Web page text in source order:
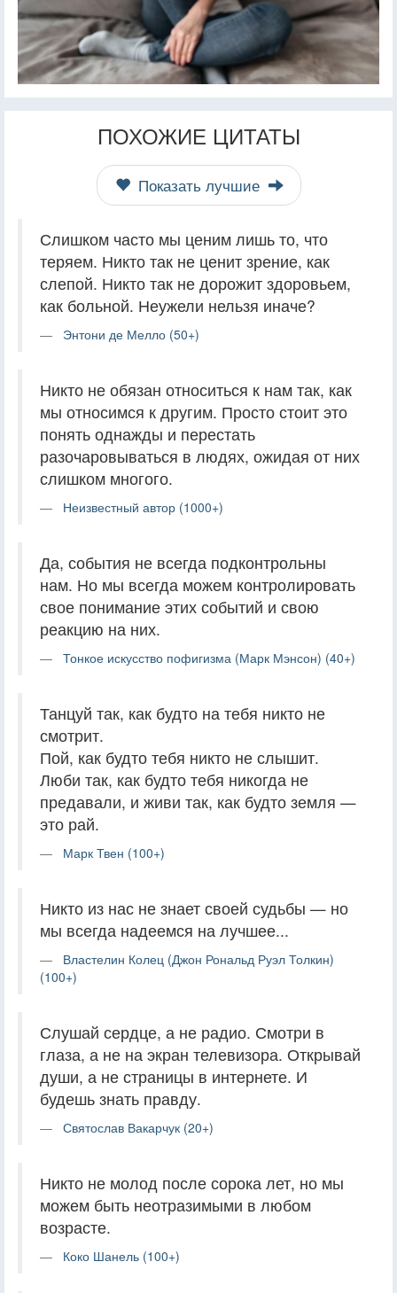
ПОХОЖИЕ ЦИТАТЫ
Показать лучшие
Слишком часто мы ценим лишь то, что
теряем. Никто так не ценит зрение, как
слепой. Никто так не дорожит здоровьем,
как больной. Неужели нельзя иначе?
Энтони де Мелло (50+)
Никто не обязан относиться к нам так, как
мы относимся к другим. Просто стоит это
понять однажды и перестать
разочаровываться в людях, ожидая от них
слишком многого.
Неизвестный автор (1000+)
Да, события не всегда подконтрольны
нам. Но мы всегда можем контролировать
свое понимание этих событий и свою
реакцию на них.
Тонкое искусство пофигизма (Марк Мэнсон) (40+)
Танцуй так, как будто на тебя никто не
смотрит.
Пой, как будто тебя никто не слышит.
Люби так, как будто тебя никогда не
предавали, и живи так, как будто земля —
это рай.
Марк Твен (100+)
Никто из нас не знает своей судьбы — но
мы всегда надеемся на лучшее...
Властелин Колец (Джон Рональд Руэл Толкин)
(100+)
Слушай сердце, а не радио. Смотри в
глаза, а не на экран телевизора. Открывай
души, а не страницы в интернете. И
будешь знать правду.
Святослав Вакарчук (20+)
Никто не молод после сорока лет, но мы
можем быть неотразимыми в любом
возрасте.
Коко Шанель (100+)